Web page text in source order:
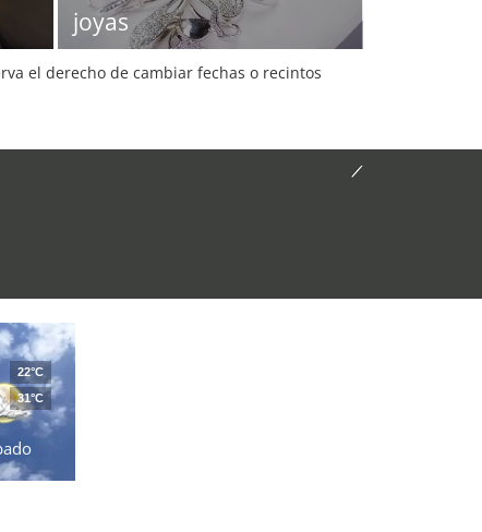
joyas
el derecho de cambiar fechas o recintos
22°C
31°C